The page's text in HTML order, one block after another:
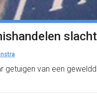
getuigen van een